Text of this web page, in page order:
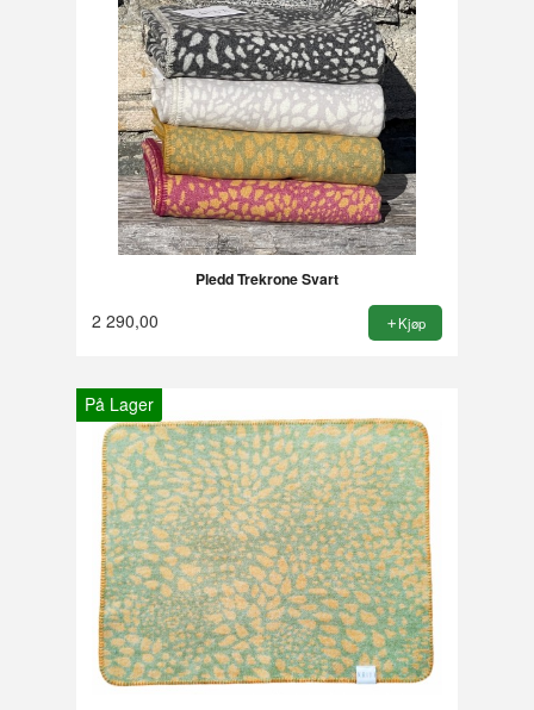
Pledd Trekrone Svart
2 290,00 Kjøp
På Lager